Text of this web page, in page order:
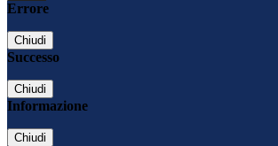
Errore
Chiudi
Successo
Chiudi
Informazione
Chiudi